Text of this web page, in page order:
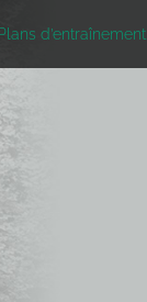
Plans d’entraînement